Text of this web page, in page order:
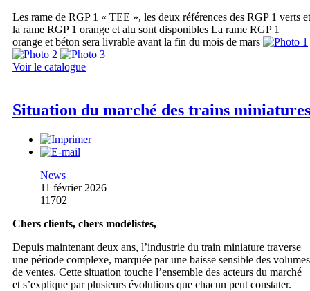
Les rame de RGP 1 « TEE », les deux références des RGP 1 verts et
la rame RGP 1 orange et alu sont disponibles La rame RGP 1
orange et béton sera livrable avant la fin du mois de mars
Voir le catalogue
Situation du marché des trains miniatures
News
11 février 2026
11702
Chers clients, chers modélistes,
Depuis maintenant deux ans, l’industrie du train miniature traverse
une période complexe, marquée par une baisse sensible des volumes
de ventes. Cette situation touche l’ensemble des acteurs du marché
et s’explique par plusieurs évolutions que chacun peut constater.